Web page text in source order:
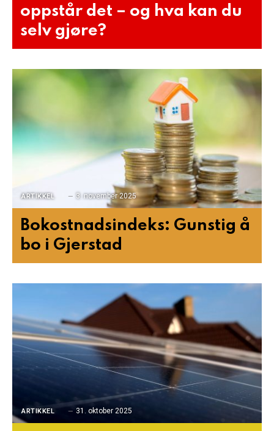
oppstår det – og hva kan du
selv gjøre?
ARTIKKEL 3. november 2025
Bokostnadsindeks: Gunstig å
bo i Gjerstad
ARTIKKEL 31. oktober 2025